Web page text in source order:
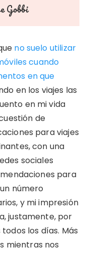
Gobbi
no suelo utilizar
cuando
en que
en los viajes las
en mi vida
de
para viajes
con una
sociales
para
número
y mi impresión
justamente, por
los días. Más
mientras nos